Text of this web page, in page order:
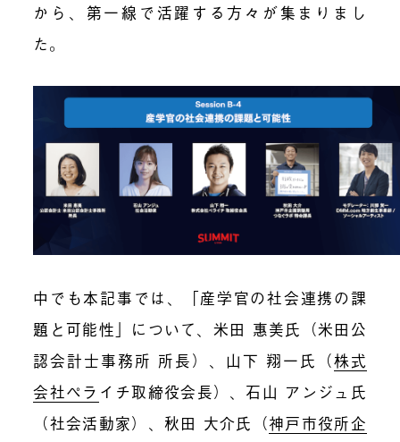
から、第一線で活躍する方々が集まりまし
た。
中でも本記事では、
「産学官の社会連携の課
題と可能性」について、 米田 惠美氏（米田公
認会計士事務所 所長）、山下 翔一氏（株式
会社ペラ イチ取締役会長）、石山 アンジュ氏
（社会活動家）、秋田 大介氏（神戸市役所企